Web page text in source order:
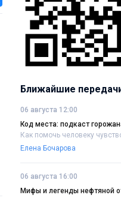
Ближайшие
06 августа 12:00
Код места: подкаст
Как помочь человеку
Елена Бочарова
06 августа 16:00
Мифы и легенды нефтяной